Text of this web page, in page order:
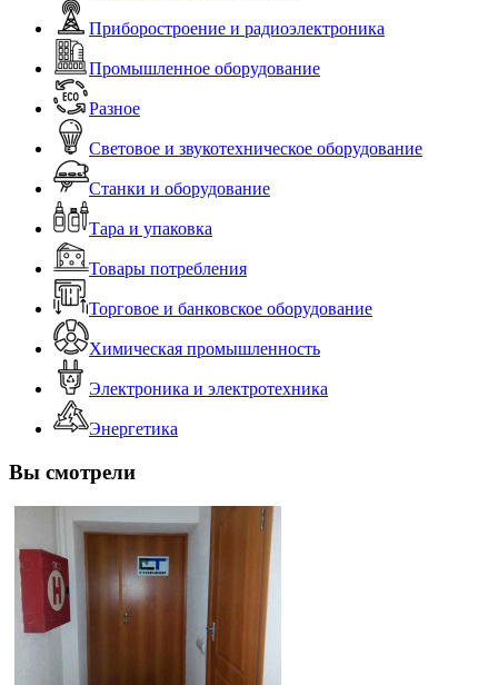
Приборостроение и радиоэлектроника
Промышленное оборудование
Разное
Световое и звукотехническое оборудование
Станки и оборудование
Тара и упаковка
Товары потребления
Торговое и банковское оборудование
Химическая промышленность
Электроника и электротехника
Энергетика
Вы смотрели